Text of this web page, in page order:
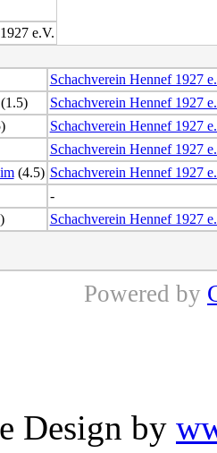
e.V.
Schachverein Hennef 1927
(1.5)
Schachverein Hennef 1927
Schachverein Hennef 1927
Schachverein Hennef 1927
(4.5) Schachverein Hennef 1927
-
Schachverein Hennef 1927
Powered by
Design by